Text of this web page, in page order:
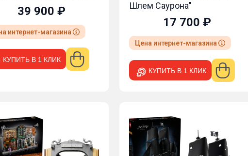
39 900 ₽
интернет-магазина
КУПИТЬ В 1 КЛИК
Шлем Саурона"
17 700 ₽
Цена интернет-магазина
КУПИТЬ В 1 КЛИК